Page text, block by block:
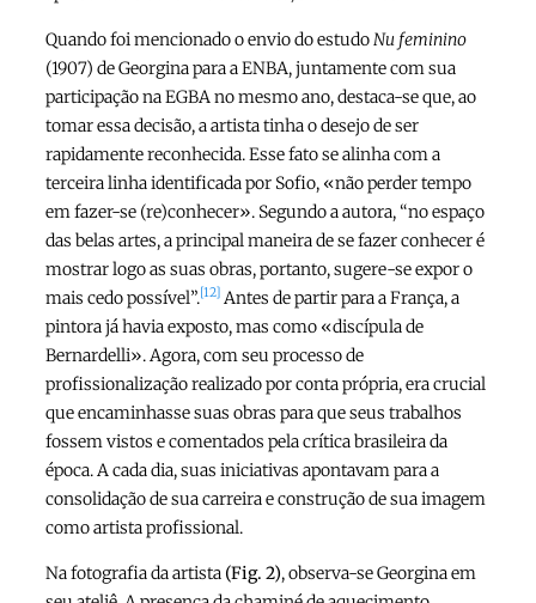
Quando foi mencionado o envio do estudo Nu feminino
(1907) de Georgina para a ENBA, juntamente com sua
participação na EGBA no mesmo ano, destaca-se que, ao
tomar essa decisão, a artista tinha o desejo de ser
rapidamente reconhecida. Esse fato se alinha com a
terceira linha identificada por Sofio, «não perder tempo
em fazer-se (re)conhecer». Segundo a autora, “no espaço
das belas artes, a principal maneira de se fazer conhecer é
mostrar logo as suas obras, portanto, sugere-se expor o
mais cedo possível”.[12] Antes de partir para a França, a
pintora já havia exposto, mas como «discípula de
Bernardelli». Agora, com seu processo de
profissionalização realizado por conta própria, era crucial
que encaminhasse suas obras para que seus trabalhos
fossem vistos e comentados pela crítica brasileira da
época. A cada dia, suas iniciativas apontavam para a
consolidação de sua carreira e construção de sua imagem
como artista profissional.
Na fotografia da artista (Fig. 2), observa-se Georgina em